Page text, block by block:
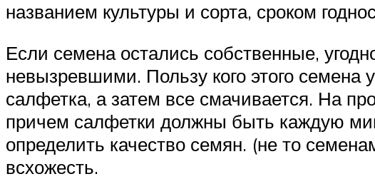
названием культуры и сорта, сроком
Если семена остались собственные,
невызревшими. Пользу кого этого
салфетка, а затем все смачивается. На
причем салфетки должны быть каждую
определить качество семян. (не то
всхожесть.